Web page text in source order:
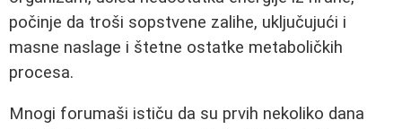
počinje da troši sopstvene zalihe, uključujući i
masne naslage i štetne ostatke metaboličkih
procesa.
Mnogi forumaši ističu da su prvih nekoliko dana